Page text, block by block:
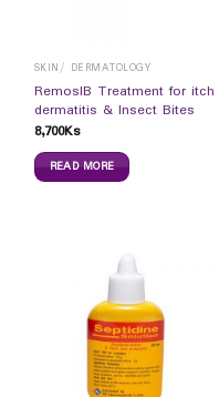
SKIN/ DERMATOLOGY
RemosIB Treatment for itch
dermatitis & Insect Bites
8,700Ks
READ MORE